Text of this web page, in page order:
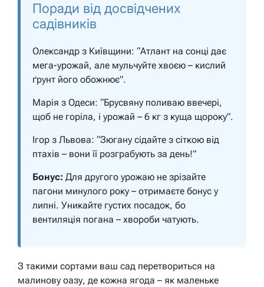
Поради від досвідчених
садівників
Олександр з Київщини: “Атлант на сонці дає
мега-урожай, але мульчуйте хвоєю – кислий
ґрунт його обожнює”.
Марія з Одеси: “Брусвяну поливаю ввечері,
щоб не горіла, і урожай – 6 кг з куща щороку”.
Ігор з Львова: “Зюгану сідайте з сіткою від
птахів – вони її розграбують за день!”
Бонус: Для другого урожаю не зрізайте
пагони минулого року – отримаєте бонус у
липні. Уникайте густих посадок, бо
вентиляція погана – хвороби чатують.
З такими сортами ваш сад перетвориться на
малинову оазу, де кожна ягода – як маленьке